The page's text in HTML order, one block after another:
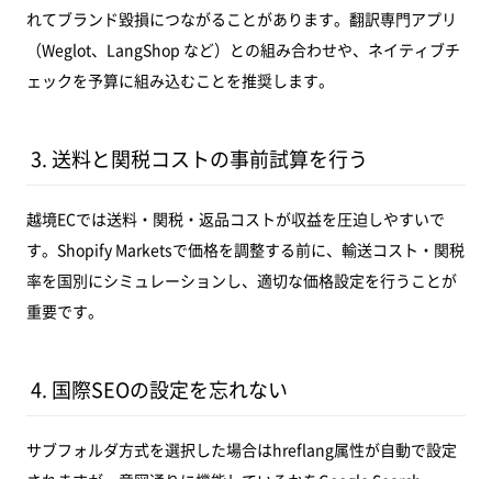
れてブランド毀損につながることがあります。翻訳専門アプリ
（Weglot、LangShop など）との組み合わせや、ネイティブチ
ェックを予算に組み込むことを推奨します。
3. 送料と関税コストの事前試算を行う
越境ECでは送料・関税・返品コストが収益を圧迫しやすいで
す。Shopify Marketsで価格を調整する前に、輸送コスト・関税
率を国別にシミュレーションし、適切な価格設定を行うことが
重要です。
4. 国際SEOの設定を忘れない
サブフォルダ方式を選択した場合はhreflang属性が自動で設定